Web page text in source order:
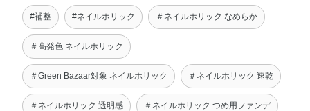
#補整 #ネイルホリック ＃ネイルホリック なめらか
＃高発色 ネイルホリック
＃Green Bazaar対象 ネイルホリック ＃ネイルホリック 速乾
＃ネイルホリック 透明感 ＃ネイルホリック つめ用ファンデ